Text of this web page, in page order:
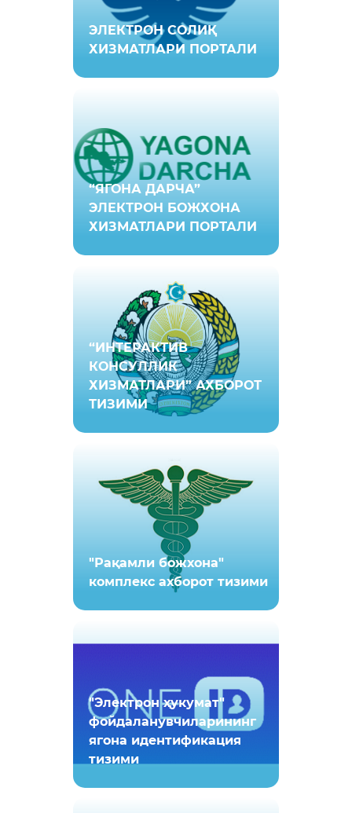
ЭЛEКТРОН СОЛИҚ
ХИЗМАТЛАРИ ПОРТАЛИ
“ЯГОНА ДАРЧА”
ЭЛЕКТРОН БОЖХОНА
ХИЗМАТЛАРИ ПОРТАЛИ
“ИНТЕРАКТИВ
КОНСУЛЛИК
ХИЗМАТЛАРИ” АХБОРОТ
ТИЗИМИ
"Рақамли божхона"
комплекс ахборот тизими
"Электрон ҳукумат"
фойдаланувчиларининг
ягона идентификация
тизими